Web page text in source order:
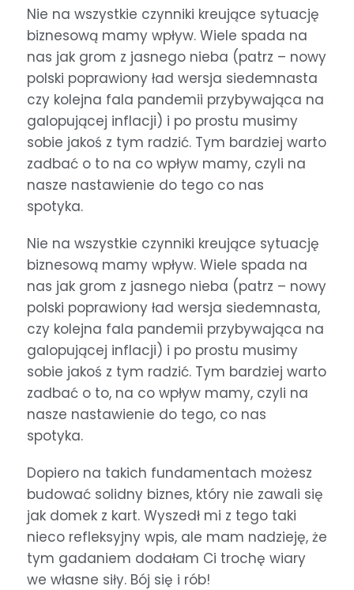
Nie na wszystkie czynniki kreujące sytuację
biznesową mamy wpływ. Wiele spada na
nas jak grom z jasnego nieba (patrz – nowy
polski poprawiony ład wersja siedemnasta
czy kolejna fala pandemii przybywająca na
galopującej inflacji) i po prostu musimy
sobie jakoś z tym radzić. Tym bardziej warto
zadbać o to na co wpływ mamy, czyli na
nasze nastawienie do tego co nas
spotyka.
Nie na wszystkie czynniki kreujące sytuację
biznesową mamy wpływ. Wiele spada na
nas jak grom z jasnego nieba (patrz – nowy
polski poprawiony ład wersja siedemnasta,
czy kolejna fala pandemii przybywająca na
galopującej inflacji) i po prostu musimy
sobie jakoś z tym radzić. Tym bardziej warto
zadbać o to, na co wpływ mamy, czyli na
nasze nastawienie do tego, co nas
spotyka.
Dopiero na takich fundamentach możesz
budować solidny biznes, który nie zawali się
jak domek z kart. Wyszedł mi z tego taki
nieco refleksyjny wpis, ale mam nadzieję, że
tym gadaniem dodałam Ci trochę wiary
we własne siły. Bój się i rób!